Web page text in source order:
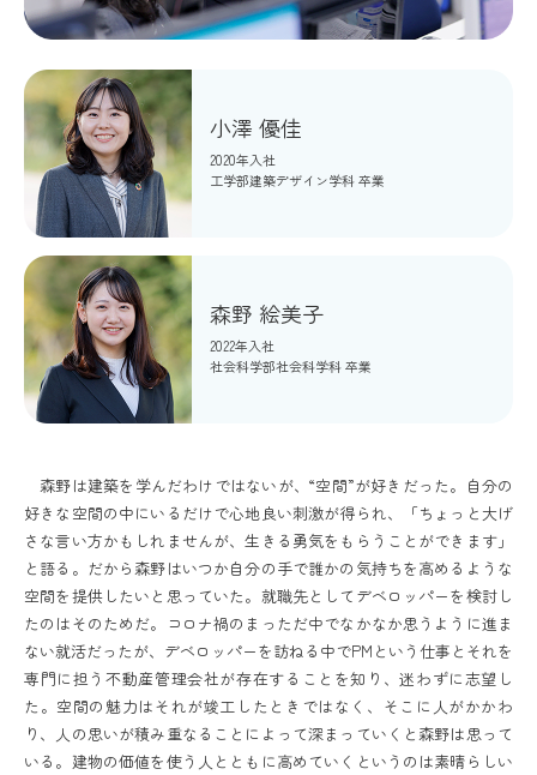
小澤 優佳
2020年入社
工学部建築デザイン学科 卒業
森野 絵美子
2022年入社
社会科学部社会科学科 卒業
森野は建築を学んだわけではないが、“空間”が好きだった。自分の
好きな空間の中にいるだけで心地良い刺激が得られ、「ちょっと大げ
さな言い方かもしれませんが、生きる勇気をもらうことができます」
と語る。だから森野はいつか自分の手で誰かの気持ちを高めるような
空間を提供したいと思っていた。就職先としてデベロッパーを検討し
たのはそのためだ。コロナ禍のまっただ中でなかなか思うように進ま
ない就活だったが、デベロッパーを訪ねる中でPMという仕事とそれを
専門に担う不動産管理会社が存在することを知り、迷わずに志望し
た。空間の魅力はそれが竣工したときではなく、そこに人がかかわ
り、人の思いが積み重なることによって深まっていくと森野は思って
いる。建物の価値を使う人とともに高めていくというのは素晴らしい